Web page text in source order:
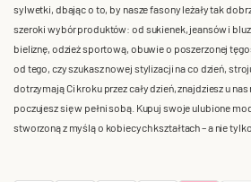
sylwetki, dbając o to, by nasze fasony leżały tak
szeroki wybór produktów: od sukienek, jeansów i
bieliznę, odzież sportową, obuwie o poszerzonej
od tego, czy szukasz nowej stylizacji na co dzień,
dotrzymają Ci kroku przez cały dzień, znajdziesz u
poczujesz się w pełni sobą. Kupuj swoje ulubione
stworzoną z myślą o kobiecych kształtach – a nie